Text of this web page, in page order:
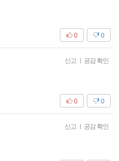
0
0
신고 | 공감 확인
0
0
신고 | 공감 확인